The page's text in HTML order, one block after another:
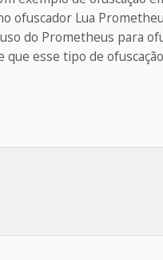
ofuscador Lua
do Prometheus para
esse tipo de